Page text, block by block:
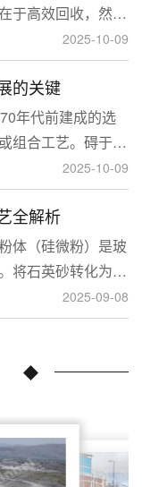
于高效回收，然
、存在高硅铝杂质
面临回收率低、精
2025-10-09
的关键
年代前建成的选
组合工艺。碍于当
，大量细粒金、包
，造成了巨大的经
2025-10-09
全解析
体（硅微粉）是玻
将石英砂转化为高
磨粉成套设备。本
这条生产线。
2025-09-08